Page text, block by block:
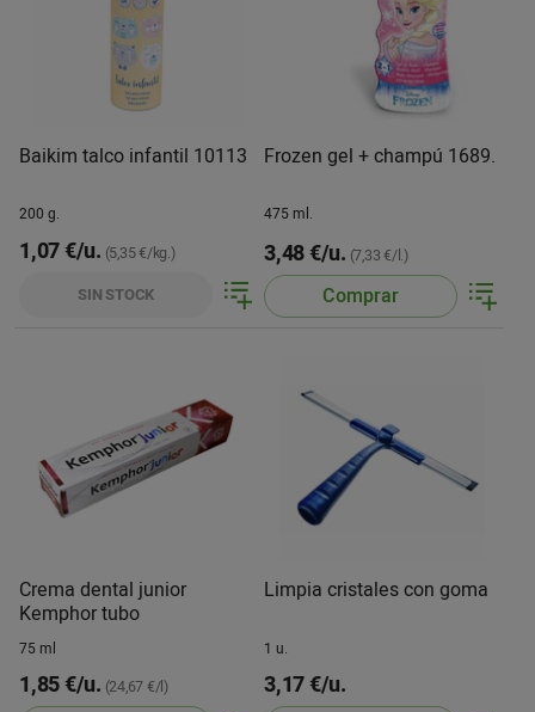
Baikim talco infantil 10113
200 g.
1,07 €/u. (5,35 €/kg.)
SIN STOCK
Frozen gel + champú 1689.
475 ml.
3,48 €/u. (7,33 €/l.)
Comprar
Crema dental junior
Kemphor tubo
75 ml
1,85 €/u. (24,67 €/l)
Limpia cristales con goma
1 u.
3,17 €/u.